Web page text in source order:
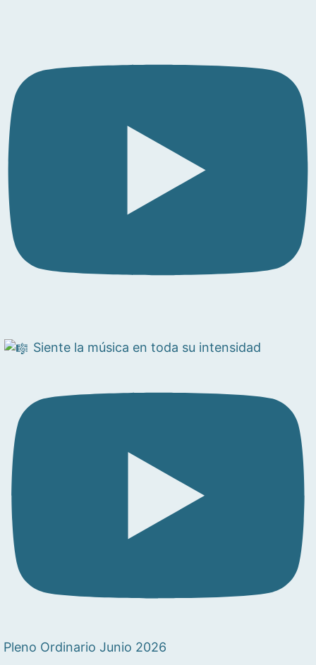
Siente la música en toda su intensidad
Pleno Ordinario Junio 2026